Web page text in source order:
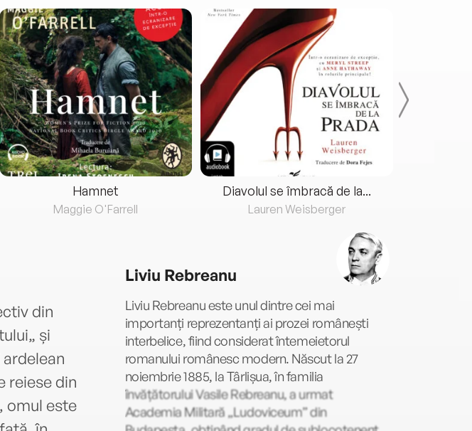
Hamnet
Maggie O'Farrell
Diavolul se îmbracă de la...
Lauren Weisberger
din
și
reiese din
omul este
Liviu Rebreanu
Liviu Rebreanu este unul dintre cei mai
importanți reprezentanți ai prozei românești
interbelice, fiind considerat întemeietorul
romanului românesc modern. Născut la 27
noiembrie 1885, la Târlișua, în familia
învățătorului Vasile Rebreanu, a urmat
Academia Militară „Ludoviceum” din